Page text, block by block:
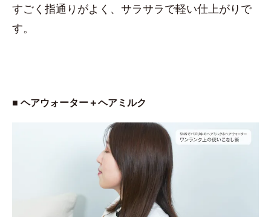
すごく指通りがよく、サラサラで軽い仕上がりで
す。
■ ヘアウォーター＋ヘアミルク